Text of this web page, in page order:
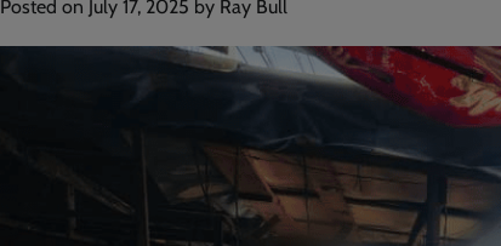
Posted on July 17, 2025 by Ray Bull